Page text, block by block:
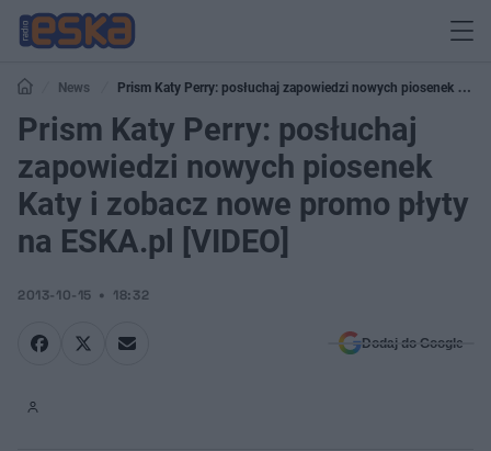
News
Prism Katy Perry: posłuchaj zapowiedzi nowych piosenek Katy
i zobacz nowe promo płyty na ESKA.pl [VIDEO]
Prism Katy Perry: posłuchaj
zapowiedzi nowych piosenek
Katy i zobacz nowe promo płyty
na ESKA.pl [VIDEO]
2013-10-15 18:32
Dodaj do Google